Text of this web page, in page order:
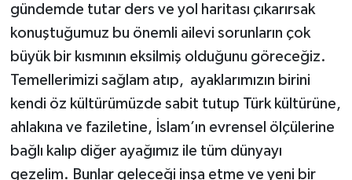
gündemde tutar ders ve yol haritası çıkarırsak
konuştuğumuz bu önemli ailevi sorunların çok
büyük bir kısmının eksilmiş olduğunu göreceğiz.
Temellerimizi sağlam atıp, ayaklarımızın birini
kendi öz kültürümüzde sabit tutup Türk kültürüne,
ahlakına ve faziletine, İslam’ın evrensel ölçülerine
bağlı kalıp diğer ayağımız ile tüm dünyayı
gezelim. Bunlar geleceği inşa etme ve yeni bir